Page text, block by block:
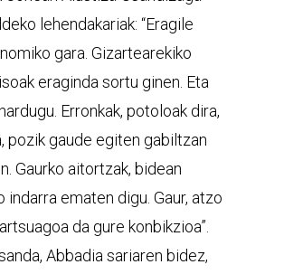
lehendakariak: “Eragile
gara. Gizartearekiko
eraginda sortu ginen. Eta
Erronkak, potoloak dira,
pozik gaude egiten gabiltzan
Gaurko aitortzak, bidean
indarra ematen digu. Gaur, atzo
da gure konbikzioa”.
Abbadia sariaren bidez,